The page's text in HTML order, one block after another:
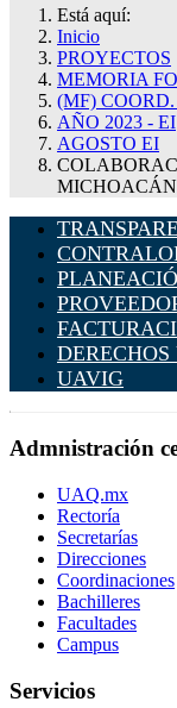
Está aquí:
Inicio
PROYECTOS
MEMORIA
(MF)
AÑO 2023 - EI
AGOSTO EI
MICHOACÁN
UAVIG
Admnistración
UAQ.mx
Rectoría
Secretarías
Direcciones
Coordinaciones
Bachilleres
Facultades
Campus
Servicios